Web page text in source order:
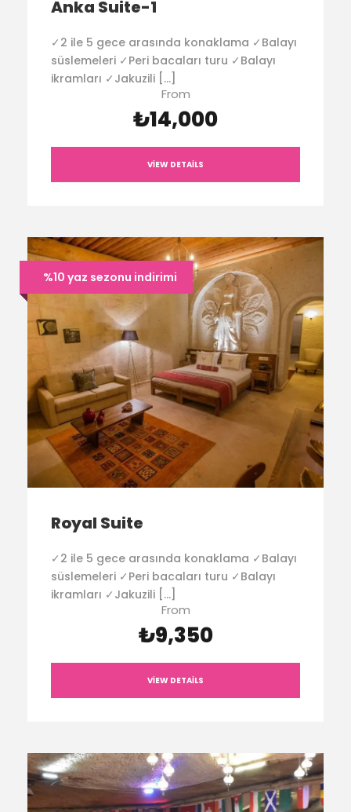
Anka Suite-1
✓2 ile 5 gece arasında konaklama ✓Balayı
süslemeleri ✓Peri bacaları turu ✓Balayı
ikramları ✓Jakuzili […]
From
₺14,000
VIEW DETAILS
%10 yaz sezonu indirimi
Royal Suite
✓2 ile 5 gece arasında konaklama ✓Balayı
süslemeleri ✓Peri bacaları turu ✓Balayı
ikramları ✓Jakuzili […]
From
₺9,350
VIEW DETAILS